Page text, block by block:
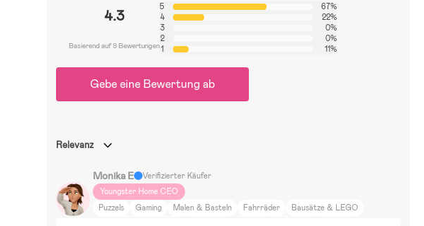
4.3
Basierend auf 9 Bewertungen
5
67%
4
22%
3
0%
2
0%
1
11%
Gebe eine Bewertung ab
Relevanz
Monika E
Verifizierter Käufer
Youngster Home CEO
Puzzels
Gaming Malen & Basteln Fahrräder
Bausätze & LEGO